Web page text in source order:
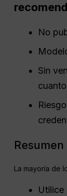
No
Sin
Resumen
La mayoría de
Utilice